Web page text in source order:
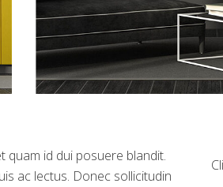
quam id dui posuere blandit.
ac lectus. Donec sollicitudin